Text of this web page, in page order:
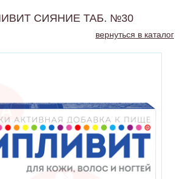
СИЯНИЕ ТАБ. №30
вернуться в каталог